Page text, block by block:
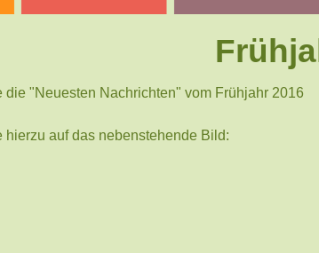
die "Neuesten Nachrichten" vom Frühjahr 2016
hierzu auf das nebenstehende Bild: